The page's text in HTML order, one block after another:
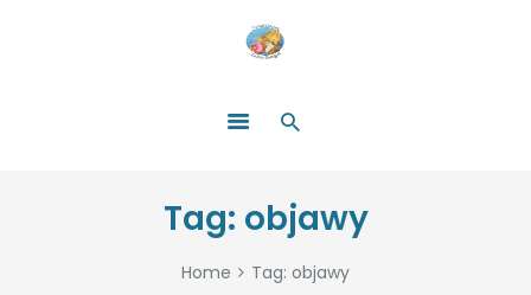
Tag: objawy
Home Tag: objawy
ZOSTAŃ DARCZYŃCĄ!
WYDARZENIA
PARTNERZY